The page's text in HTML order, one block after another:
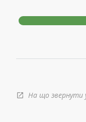
open_in_new На що звернути